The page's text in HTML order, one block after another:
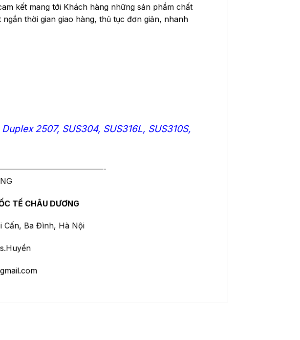
kết mang tới Khách hàng những sản phẩm chất
thời gian giao hàng, thủ tục đơn giản, nhanh
Duplex 2507, SUS304, SUS316L, SUS310S,
TẾ CHÂU DƯƠNG
Cấn, Ba Đình, Hà Nội